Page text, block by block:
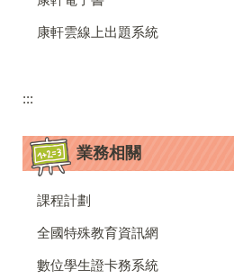
康軒雲線上出題系統
:::
業務相關
課程計劃
全國特殊教育資訊網
數位學生證卡務系統